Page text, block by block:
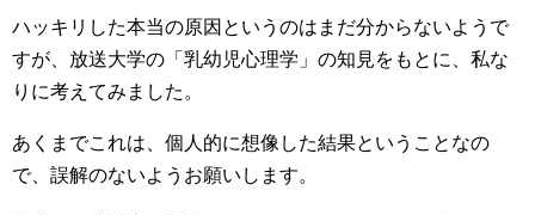
ハッキリした本当の原因というのはまだ分からないようで
すが、放送大学の「乳幼児心理学」の知見をもとに、私な
りに考えてみました。
あくまでこれは、個人的に想像した結果ということなの
で、誤解のないようお願いします。